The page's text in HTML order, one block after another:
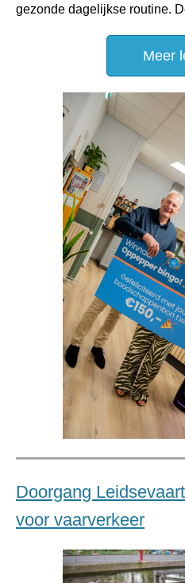
gezonde dagelijkse routine.
Meer
Doorgang
voor vaarverkeer